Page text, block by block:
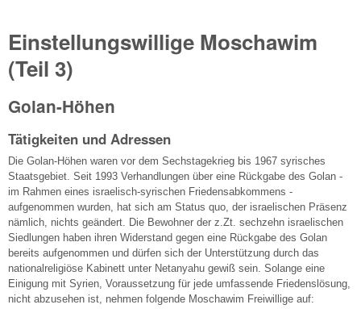
Einstellungswillige Moschawim
(Teil 3)
Golan-Höhen
Tätigkeiten und Adressen
Die Golan-Höhen waren vor dem Sechstagekrieg bis 1967 syrisches
Staatsgebiet. Seit 1993 Verhandlungen über eine Rückgabe des Golan -
im Rahmen eines israelisch-syrischen Friedensabkommens -
aufgenommen wurden, hat sich am Status quo, der israelischen Präsenz
nämlich, nichts geändert. Die Bewohner der z.Zt. sechzehn israelischen
Siedlungen haben ihren Widerstand gegen eine Rückgabe des Golan
bereits aufgenommen und dürfen sich der Unterstützung durch das
nationalreligiöse Kabinett unter Netanyahu gewiß sein. Solange eine
Einigung mit Syrien, Voraussetzung für jede umfassende Friedenslösung,
nicht abzusehen ist, nehmen folgende Moschawim Freiwillige auf: